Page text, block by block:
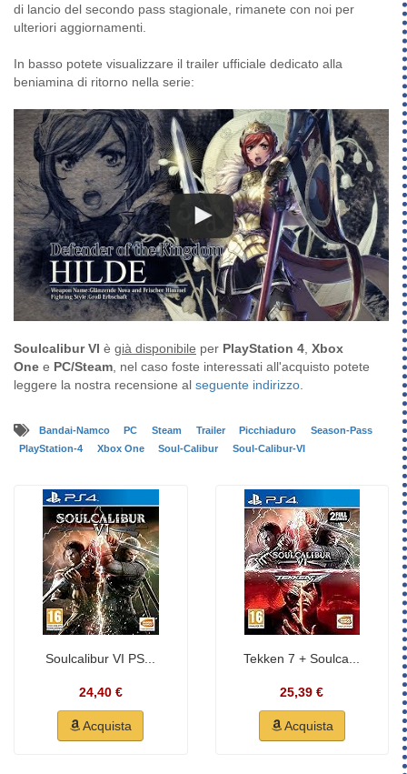
di lancio del secondo pass stagionale, rimanete con noi per
ulteriori aggiornamenti.
In basso potete visualizzare il trailer ufficiale dedicato alla
beniamina di ritorno nella serie:
Soulcalibur VI è già disponibile per PlayStation 4 Xbox
One e PC/Steam , nel caso foste interessati all'acquisto potete
leggere la nostra recensione al seguente indirizzo
Bandai-Namco PC Steam Trailer Picchiaduro
Season-Pass
PlayStation-4
Xbox One Soul-Calibur Soul-Calibur-VI
Soulcalibur VI PS...
24,40 €
Acquista
Tekken 7 + Soulca...
25,39 €
Acquista